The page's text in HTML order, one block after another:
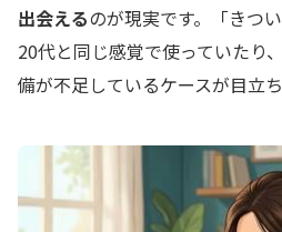
出会えるのが現実です。「きつ
20代と同じ感覚で使っていたり
備が不足しているケースが目立ち